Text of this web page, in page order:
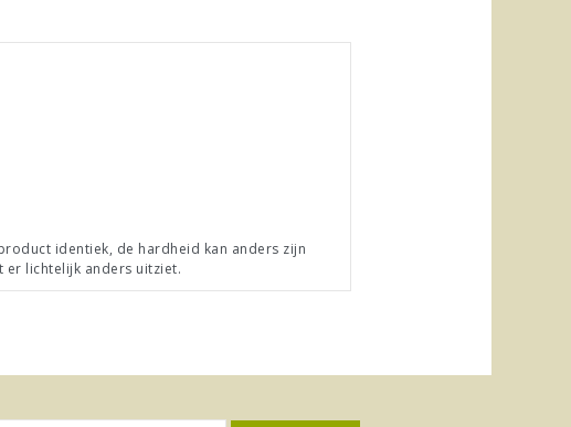
identiek, de hardheid kan anders zijn
er lichtelijk anders uitziet.